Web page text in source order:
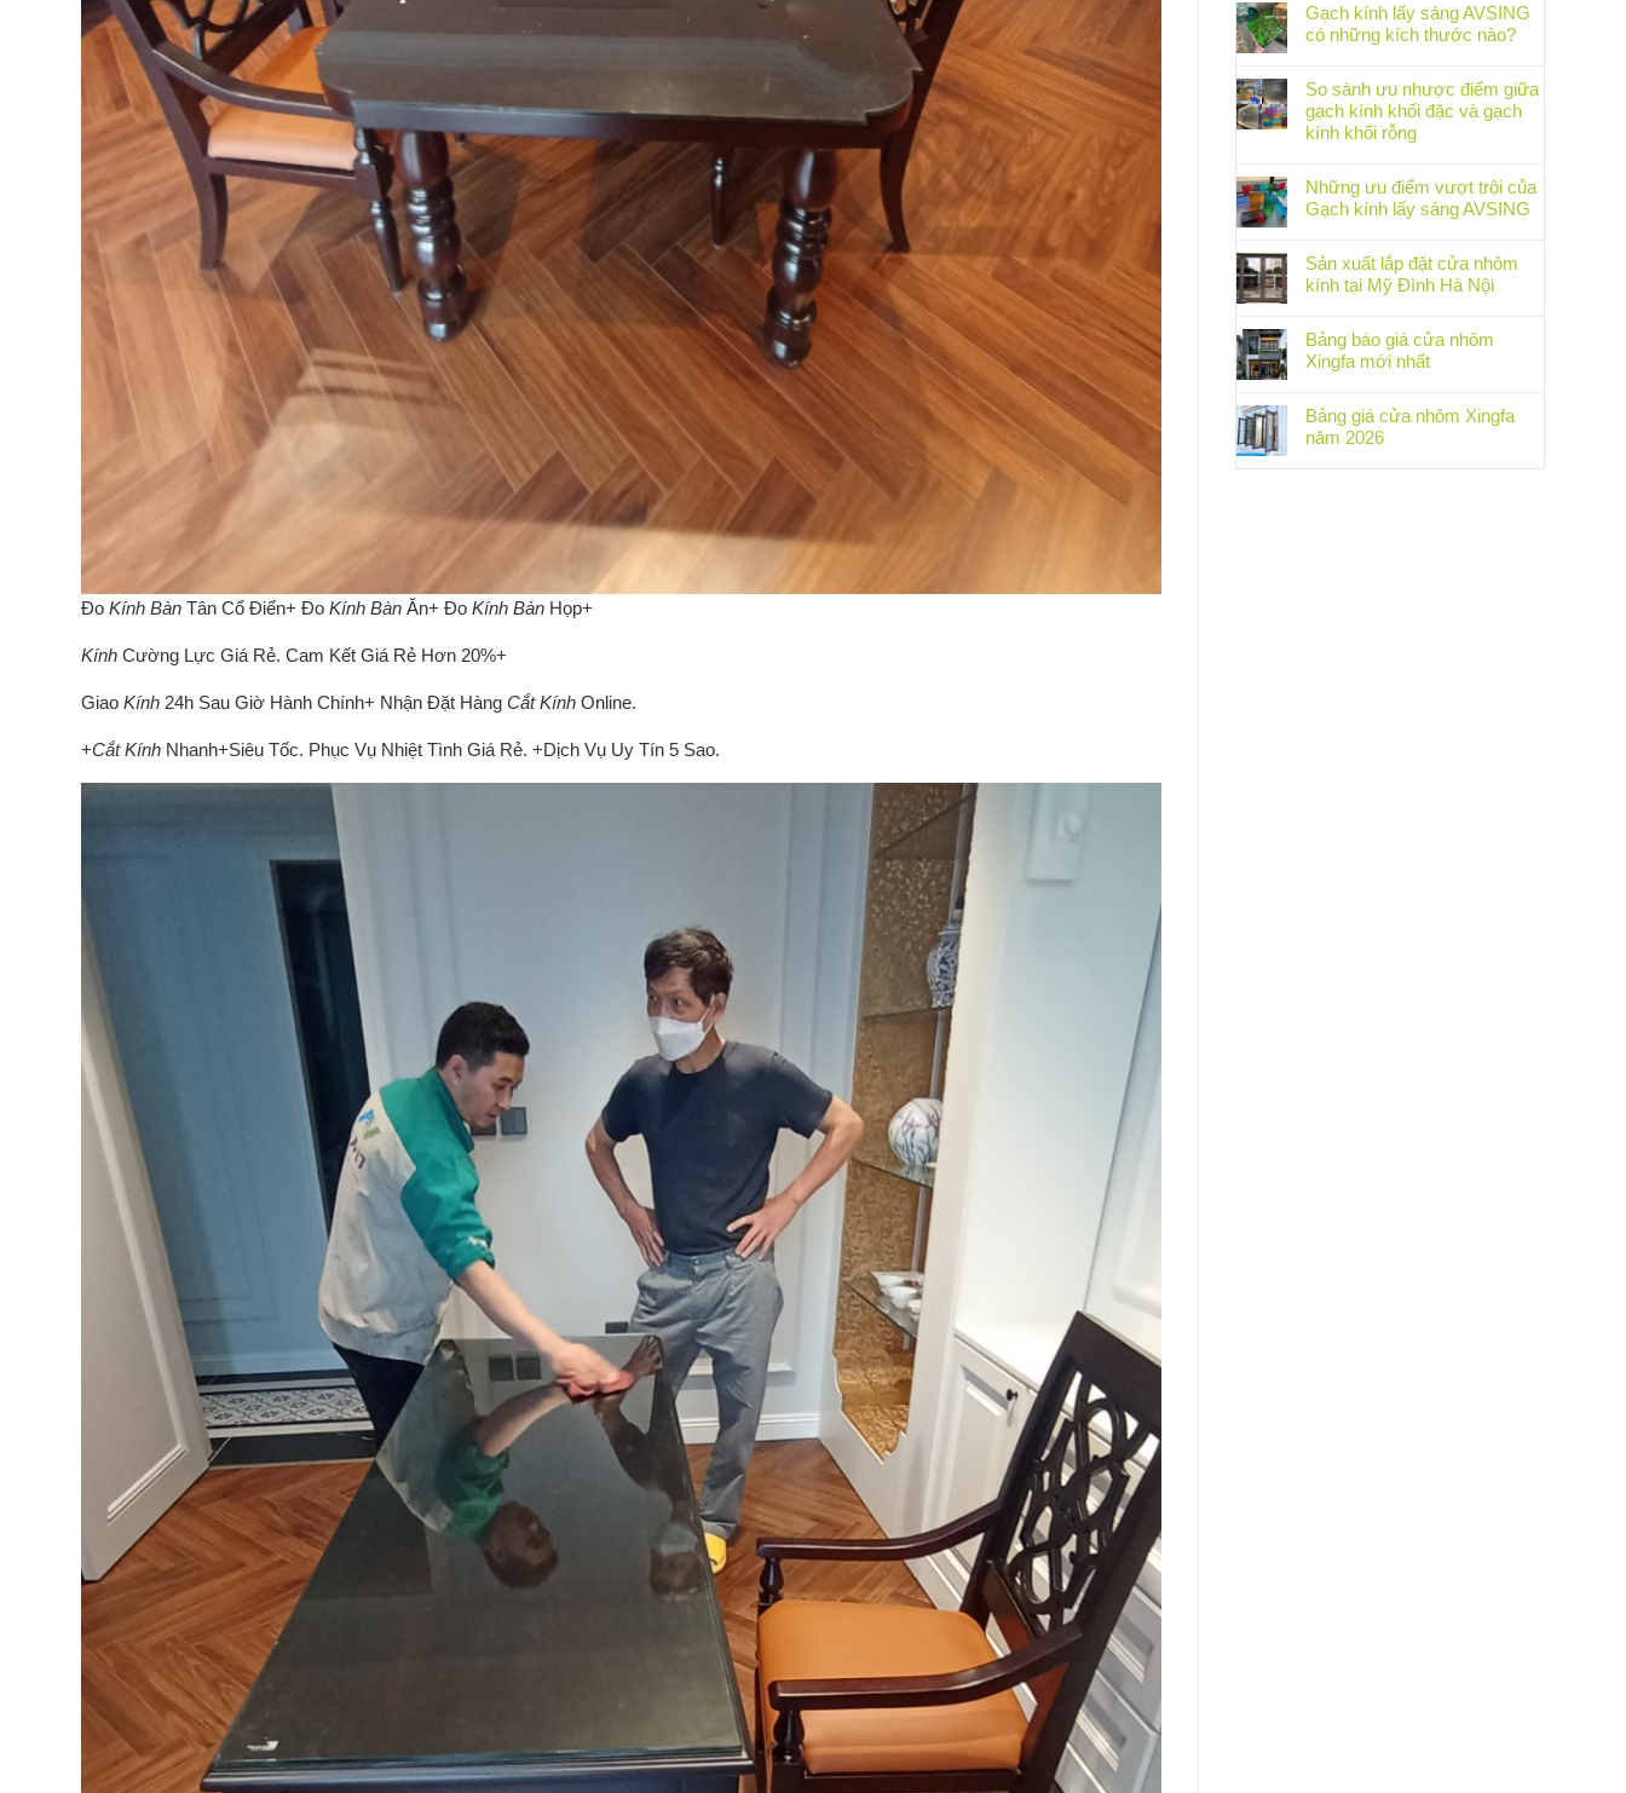
Đo Kính Bàn Tân Cổ Điển+ Đo Kính Bàn Ăn+ Đo Kính Bàn Họp+
Kính Cường Lực Giá Rẻ. Cam Kết Giá Rẻ Hơn 20%+
Giao Kính 24h Sau Giờ Hành Chính+ Nhận Đặt Hàng Cắt Kính Online.
+Cắt Kính Nhanh+Siêu Tốc. Phục Vụ Nhiệt Tình Giá Rẻ. +Dịch Vụ Uy Tín 5 Sao.
Gạch kính lấy sáng AVSING
có những kích thước nào?
So sánh ưu nhược điểm giữa
gạch kính khối đặc và gạch
kính khối rỗng
Những ưu điểm vượt trội của
Gạch kính lấy sáng AVSING
Sản xuất lắp đặt cửa nhôm
kính tại Mỹ Đình Hà Nội
Bảng báo giá cửa nhôm
Xingfa mới nhất
Bảng giá cửa nhôm Xingfa
năm 2026